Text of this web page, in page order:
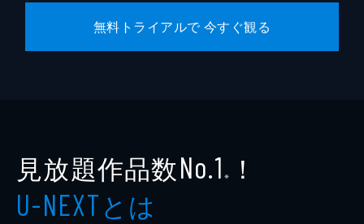
無料トライアルで 今すぐ観る
見放題作品数No.1 ※ ！
U-NEXTとは